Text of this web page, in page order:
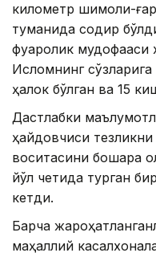
километр шимоли-
туманида содир
фуқаролик
Исломнинг
ҳалок бўлган ва 15
Дастлабки
ҳайдовчиси
воситасини бошқара
йўл четида турган
кетди.
Барча
маҳаллий